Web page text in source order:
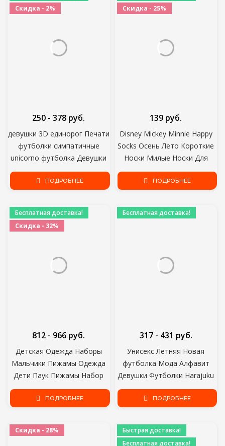
Скидка - 2%
девушки 3D единорог Печати
футболки симпатичные
unicorno футболка Девушки
Новое Лето Тройники Топ
Одежда Для детей
Повседневная xxx teen
250 - 378 руб.
ПОДРОБНЕЕ
Скидка - 25%
Disney Mickey Minnie Happy
Socks Осень Лето Короткие
Носки Милые Носки Для
девочек Хлопок Мультфильм
Животных Корея Женские
139 руб.
ПОДРОБНЕЕ
Бесплатная доставка!
Скидка - 32%
Детская Одежда Наборы
Мальчики Пижамы Одежда
Дети Паук Пижамы Набор
Детские Девочки Хлопок
Мультфильм Пижамы Весна
812 - 966 руб.
ПОДРОБНЕЕ
Бесплатная доставка!
Унисекс Летняя Новая
футболка Мода Алфавит
Девушки Футболки Harajuku
Ретро Мальчик Футболка
Цветы Элемент Хороший
Футболка
317 - 431 руб.
ПОДРОБНЕЕ
Скидка - 28%
Быстрая доставка!
Бесплатная доставка!